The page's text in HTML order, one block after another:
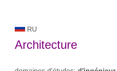
RU
Architecture